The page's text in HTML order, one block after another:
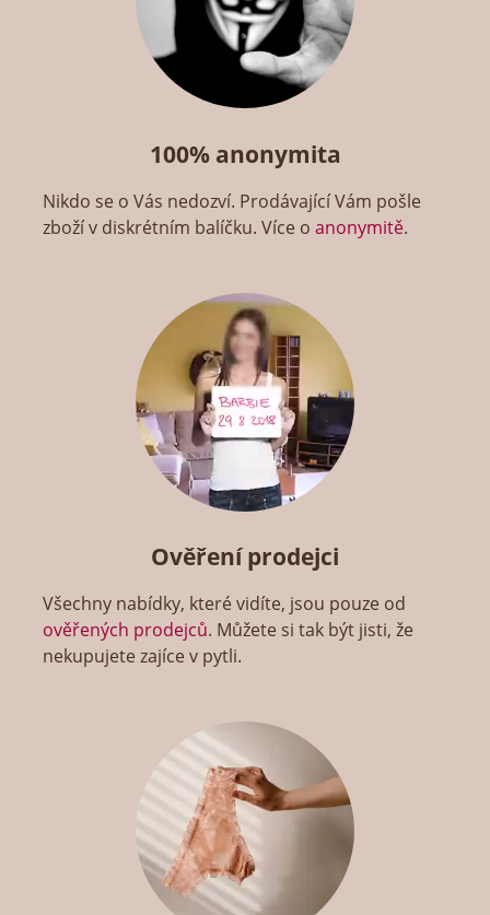
100% anonymita
Nikdo se o Vás nedozví. Prodávající Vám pošle
zboží v diskrétním balíčku. Více oanonymitě.
Ověření prodejci
Všechny nabídky, které vidíte, jsou pouze od
ověřených prodejců. Můžete si tak být jisti, že
nekupujete zajíce v pytli.